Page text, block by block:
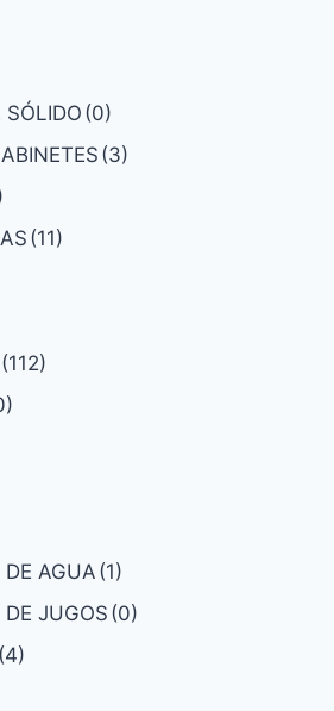
SÓLIDO (0)
(3)
(11)
(112)
DE AGUA(1)
DE JUGOS (0)
(4)